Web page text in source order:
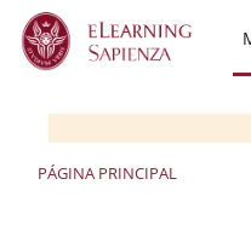
Salta al contenido principal
PÁGINA PRINCIPAL